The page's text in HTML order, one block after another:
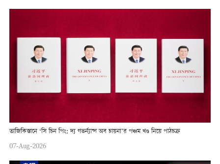
তাজিকিস্তানে ‘সি চিন পিং: দ্য গভর্ন্যান্স অব চায়না’র পঞ্চম খণ্ড নিয়ে পাঠচক্র
07-Aug-2026